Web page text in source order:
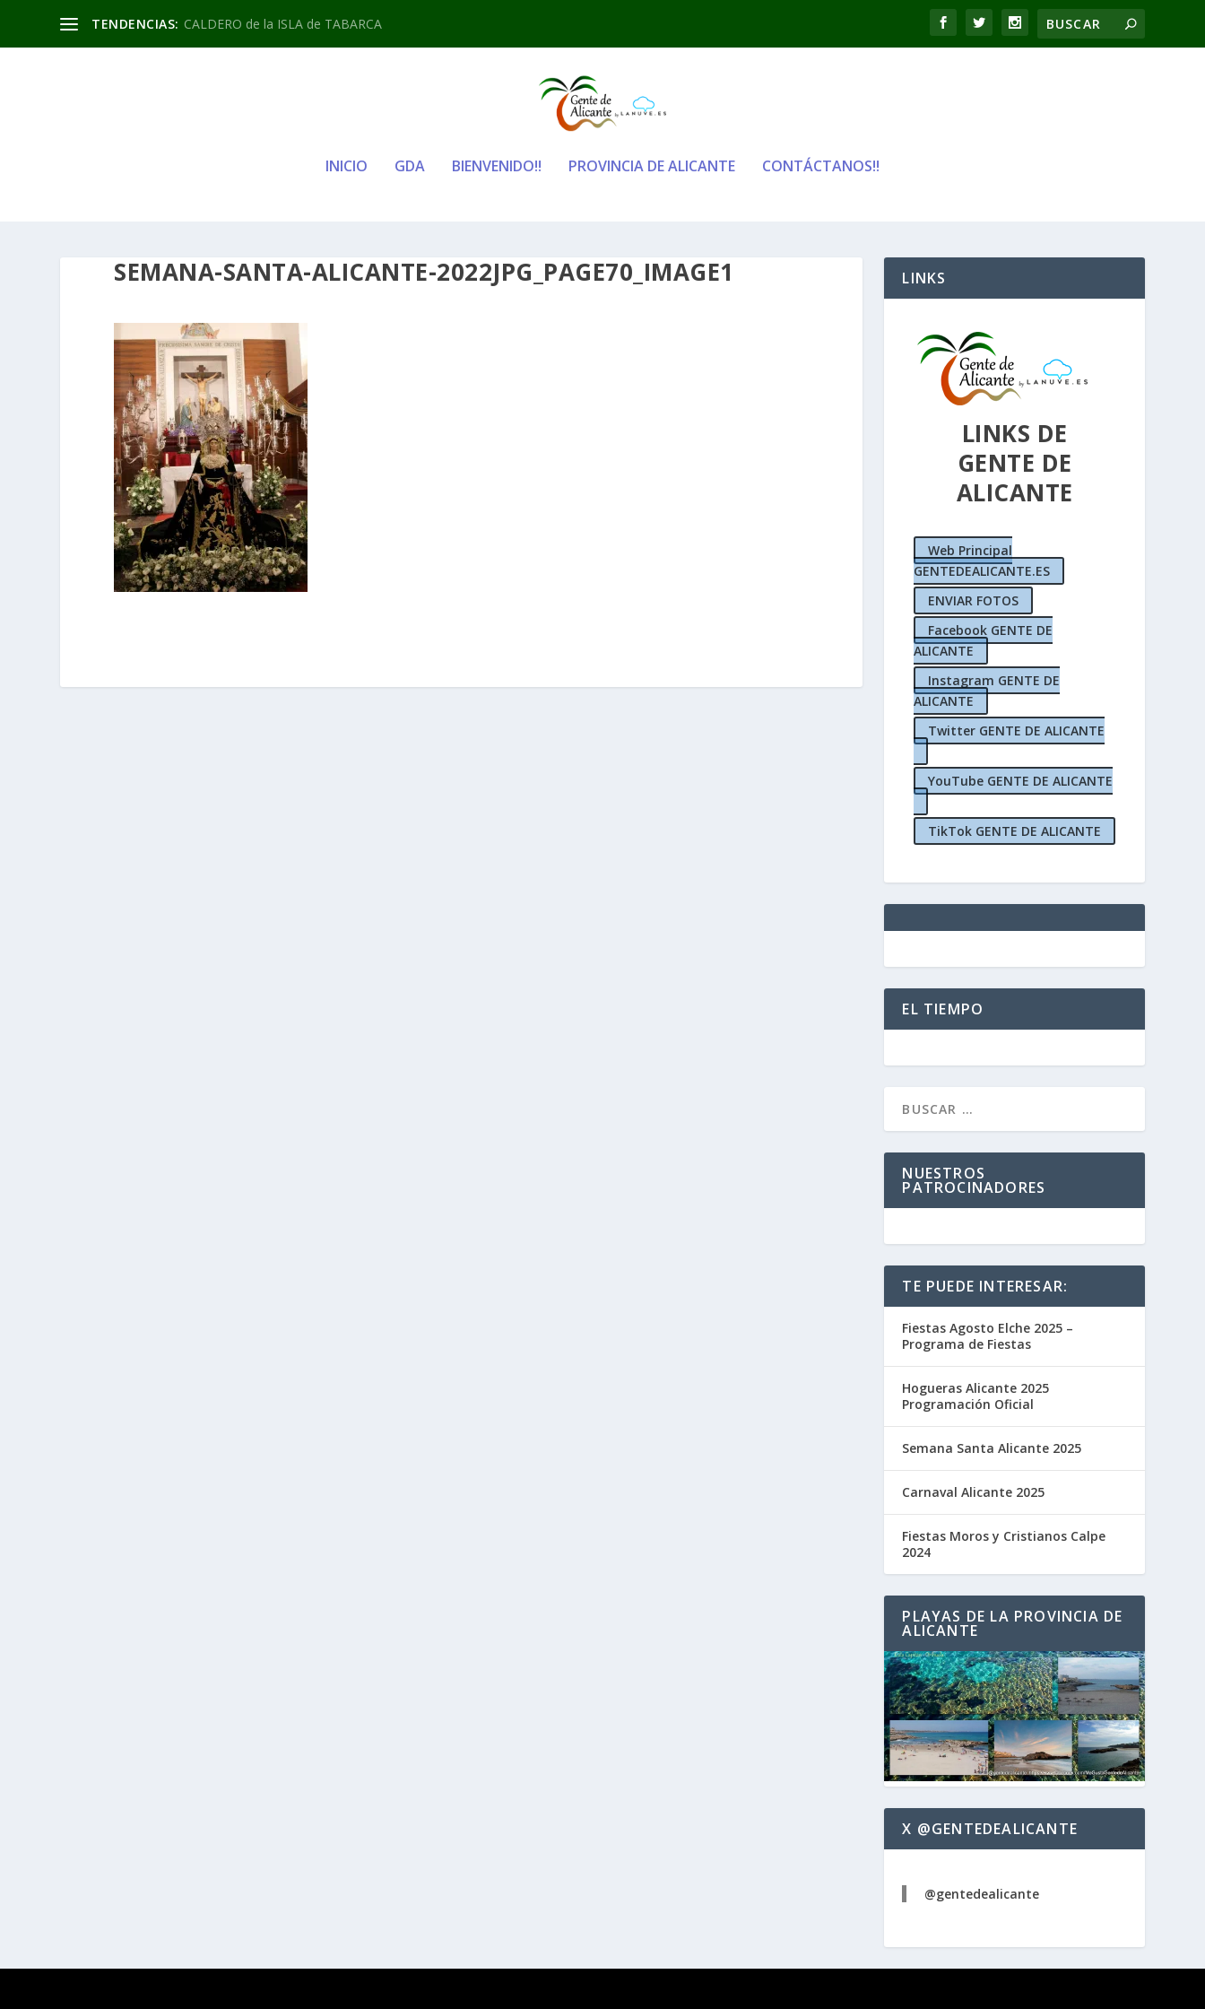
TENDENCIAS: CALDERO de la ISLA de TABARCA
INICIO GDA BIENVENIDO!! PROVINCIA DE ALICANTE CONTÁCTANOS!!
SEMANA-SANTA-ALICANTE-2022JPG_PAGE70_IMAGE1 LINKS
LINKS DE
GENTE DE
ALICANTE
Web Principal
GENTEDEALICANTE.ES
ENVIAR FOTOS
Facebook GENTE DE
ALICANTE
Instagram GENTE DE
ALICANTE
Twitter GENTE DE ALICANTE
YouTube GENTE DE ALICANTE
TikTok GENTE DE ALICANTE
EL TIEMPO
NUESTROS
PATROCINADORES
TE PUEDE INTERESAR:
Fiestas Agosto Elche 2025 –
Programa de Fiestas
Hogueras Alicante 2025
Programación Oficial
Semana Santa Alicante 2025
Carnaval Alicante 2025
Fiestas Moros y Cristianos Calpe
2024
PLAYAS DE LA PROVINCIA DE
ALICANTE
X @GENTEDEALICANTE
@gentedealicante